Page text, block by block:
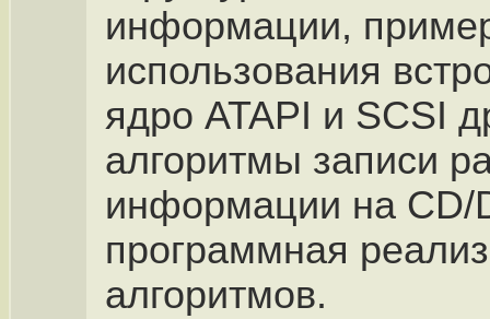
информации,
использования
ядро ATAPI и SCSI
алгоритмы записи
информации на CD/
программная
алгоритмов.